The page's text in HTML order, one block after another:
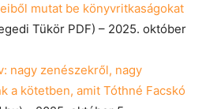
mutat be könyvritkaságokat
Tükör PDF) – 2025. október
nagy zenészekről, nagy
a kötetben, amit Tóthné Facskó